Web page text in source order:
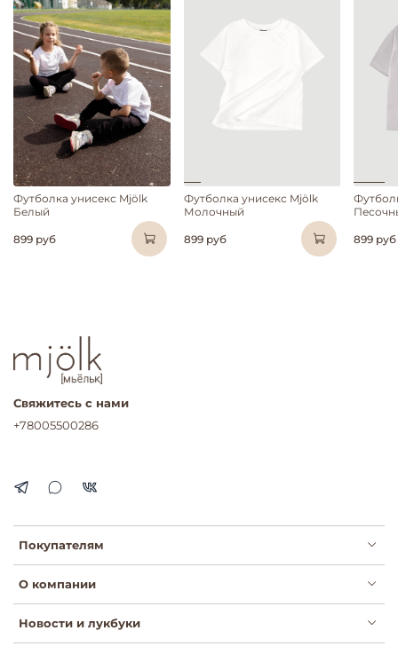
Футболка унисекс Mjölk
Белый
899 руб
Футболка унисекс Mjölk
Молочный
899 руб 899 руб
Покупателям
О компании
Новости и лукбуки
Свяжитесь с нами
+78005500286